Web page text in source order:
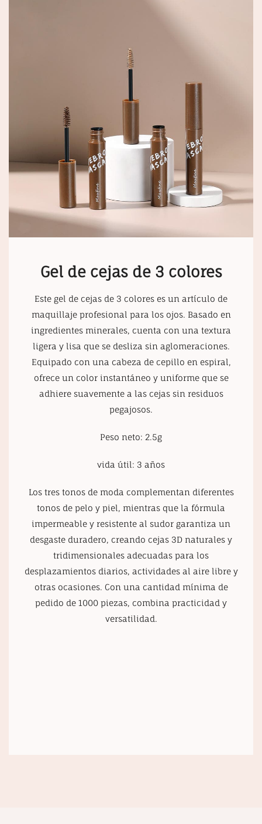
Gel de cejas de 3 colores
Este gel de cejas de 3 colores es un artículo de
maquillaje profesional para los ojos. Basado en
ingredientes minerales, cuenta con una textura
ligera y lisa que se desliza sin aglomeraciones.
Equipado con una cabeza de cepillo en espiral,
ofrece un color instantáneo y uniforme que se
adhiere suavemente a las cejas sin residuos
pegajosos.
Peso neto: 2.5g
vida útil: 3 años
Los tres tonos de moda complementan diferentes
tonos de pelo y piel, mientras que la fórmula
impermeable y resistente al sudor garantiza un
desgaste duradero, creando cejas 3D naturales y
tridimensionales adecuadas para los
desplazamientos diarios, actividades al aire libre y
otras ocasiones. Con una cantidad mínima de
pedido de 1000 piezas, combina practicidad y
versatilidad.